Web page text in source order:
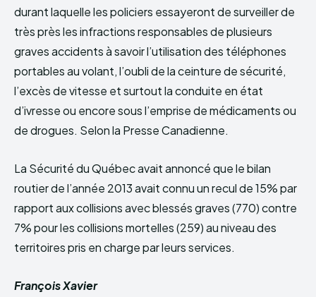
durant laquelle les policiers essayeront de surveiller de
très près les infractions responsables de plusieurs
graves accidents à savoir l’utilisation des téléphones
portables au volant, l’oubli de la ceinture de sécurité,
l’excès de vitesse et surtout la conduite en état
d’ivresse ou encore sous l’emprise de médicaments ou
de drogues. Selon la Presse Canadienne.
La Sécurité du Québec avait annoncé que le bilan
routier de l’année 2013 avait connu un recul de 15% par
rapport aux collisions avec blessés graves (770) contre
7% pour les collisions mortelles (259) au niveau des
territoires pris en charge par leurs services.
François Xavier